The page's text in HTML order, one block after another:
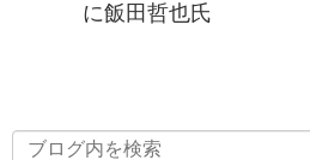
に飯田哲也氏